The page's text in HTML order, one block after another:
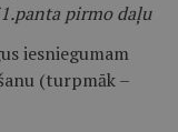
pirmo daļu
iesniegumam
(turpmāk –